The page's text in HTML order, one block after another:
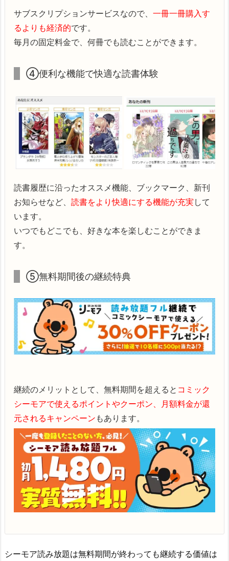
サブスクリプションサービスなので、 一冊一冊購入す
るよりも経済的です。
毎月の固定料金で、何冊でも読むことができます。
④便利な機能で快適な読書体験
読書履歴に沿ったオススメ機能、ブックマーク、新刊
お知らせなど、 読書をより快適にする機能が充実 して
います。
いつでもどこでも、好きな本を楽しむことができま
す。
⑤無料期間後の継続特典
継続のメリットとして、無料期間を超えると コミック
シーモアで使えるポイントやクーポン、月額料金が還
元されるキャンペーン もあります。
シーモア読み放題は無料期間が終わっても継続する価値は